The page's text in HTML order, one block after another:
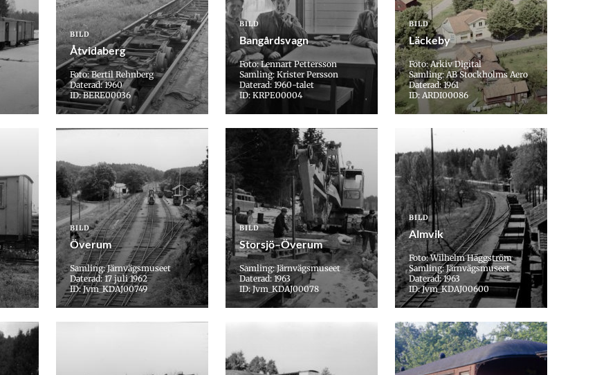
BILD
Åtvidaberg
Foto: Bertil Rehnberg
Daterad: 1960
ID: BERE00036
BILD
Bangårdsvagn
Foto: Lennart Pettersson
Samling: Krister Persson
Daterad: 1960-talet
ID: KRPE00004
BILD
Läckeby
Foto: Arkiv Digital
Samling: AB Stockholms Aero
Daterad: 1961
ID: ARDI00086
BILD
Överum
Samling: Järnvägsmuseet
Daterad: 17 juli 1962
ID: Jvm_KDAJ00749
BILD
Storsjö–Överum
Samling: Järnvägsmuseet
Daterad: 1963
ID: Jvm_KDAJ00078
BILD
Almvik
Foto: Wilhelm Häggström
Samling: Järnvägsmuseet
Daterad: 1963
ID: Jvm_KDAJ00600